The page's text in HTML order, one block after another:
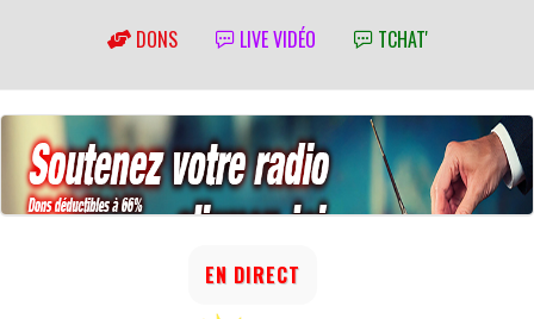
DONS LIVE VIDÉO TCHAT'
EN DIRECT